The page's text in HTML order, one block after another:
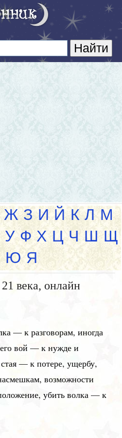
Ж З И Й К Л М
У Ф Х Ц Ч Ш Щ
Ю Я
века, онлайн
— к разговорам, иногда
вой — к нужде и
— к потере, ущербу,
возможности
убить волка — к